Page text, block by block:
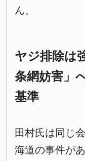
ん。
ヤジ排除は
条網妨害」
基準
田村氏は同じ
海道の事件が